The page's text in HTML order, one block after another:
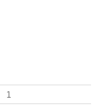
1